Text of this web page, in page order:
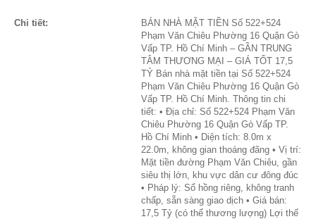
Chi tiết:
BÁN NHÀ MẶT TIỀN Số 522+524
Phạm Văn Chiêu Phường 16 Quận Gò
Vấp TP. Hồ Chí Minh – GẦN TRUNG
TÂM THƯƠNG MẠI – GIÁ TỐT 17,5
TỶ Bán nhà mặt tiền tại Số 522+524
Phạm Văn Chiêu Phường 16 Quận Gò
Vấp TP. Hồ Chí Minh. Thông tin chi
tiết: • Địa chỉ: Số 522+524 Phạm Văn
Chiêu Phường 16 Quận Gò Vấp TP.
Hồ Chí Minh • Diện tích: 8.0m x
22.0m, không gian thoáng đãng • Vị trí:
Mặt tiền đường Phạm Văn Chiêu, gần
siêu thị lớn, khu vực dân cư đông đúc
• Pháp lý: Sổ hồng riêng, không tranh
chấp, sẵn sàng giao dịch • Giá bán:
17,5 Tỷ (có thể thương lượng) Lợi thế